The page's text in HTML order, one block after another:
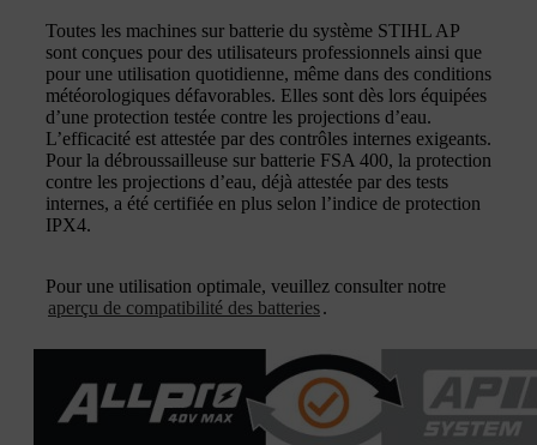
Toutes les machines sur batterie du système STIHL AP
sont conçues pour des utilisateurs professionnels ainsi que
pour une utilisation quotidienne, même dans des conditions
météorologiques défavorables. Elles sont dès lors équipées
d’une protection testée contre les projections d’eau.
L’efficacité est attestée par des contrôles internes exigeants.
Pour la débroussailleuse sur batterie FSA 400, la protection
contre les projections d’eau, déjà attestée par des tests
internes, a été certifiée en plus selon l’indice de protection
IPX4.
Pour une utilisation optimale, veuillez consulter notre
aperçu de compatibilité des batteries.